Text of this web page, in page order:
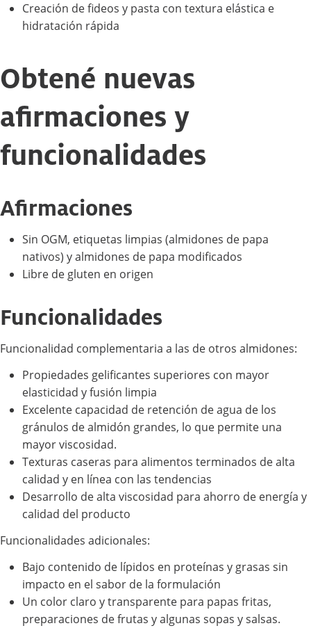
Creación de fideos y pasta con textura elástica e
hidratación rápida
Obtené nuevas
afirmaciones y
funcionalidades
Afirmaciones
Sin OGM, etiquetas limpias (almidones de papa
nativos) y almidones de papa modificados
Libre de gluten en origen
Funcionalidades
Funcionalidad complementaria a las de otros almidones:
Propiedades gelificantes superiores con mayor
elasticidad y fusión limpia
Excelente capacidad de retención de agua de los
gránulos de almidón grandes, lo que permite una
mayor viscosidad.
Texturas caseras para alimentos terminados de alta
calidad y en línea con las tendencias
Desarrollo de alta viscosidad para ahorro de energía y
calidad del producto
Funcionalidades adicionales:
Bajo contenido de lípidos en proteínas y grasas sin
impacto en el sabor de la formulación
Un color claro y transparente para papas fritas,
preparaciones de frutas y algunas sopas y salsas.